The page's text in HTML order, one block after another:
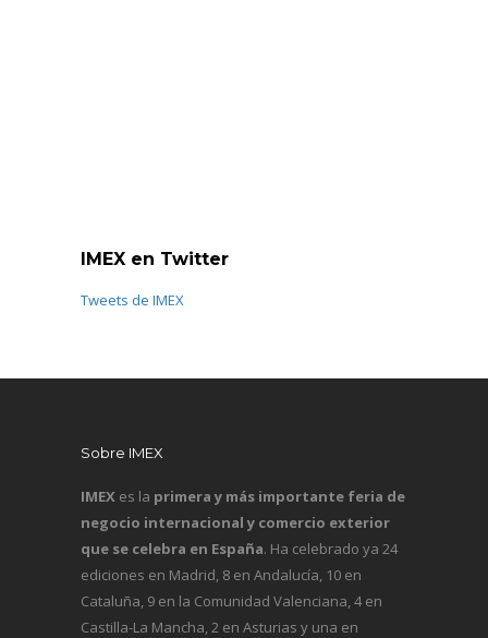
IMEX en Twitter
Tweets de IMEX
Sobre IMEX
IMEX es la primera y más importante feria de
negocio internacional y comercio exterior
que se celebra en España. Ha celebrado ya 24
ediciones en Madrid, 8 en Andalucía, 10 en
Cataluña, 9 en la Comunidad Valenciana, 4 en
Castilla-La Mancha, 2 en Asturias y una en